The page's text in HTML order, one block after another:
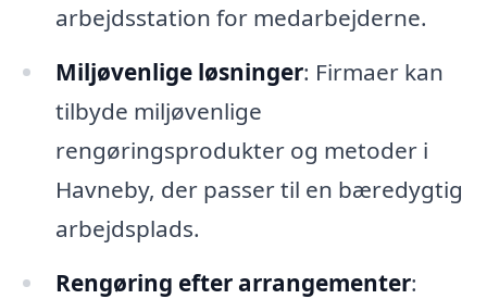
arbejdsstation for medarbejderne.
Miljøvenlige løsninger: Firmaer kan
tilbyde miljøvenlige
rengøringsprodukter og metoder i
Havneby, der passer til en bæredygtig
arbejdsplads.
Rengøring efter arrangementer: